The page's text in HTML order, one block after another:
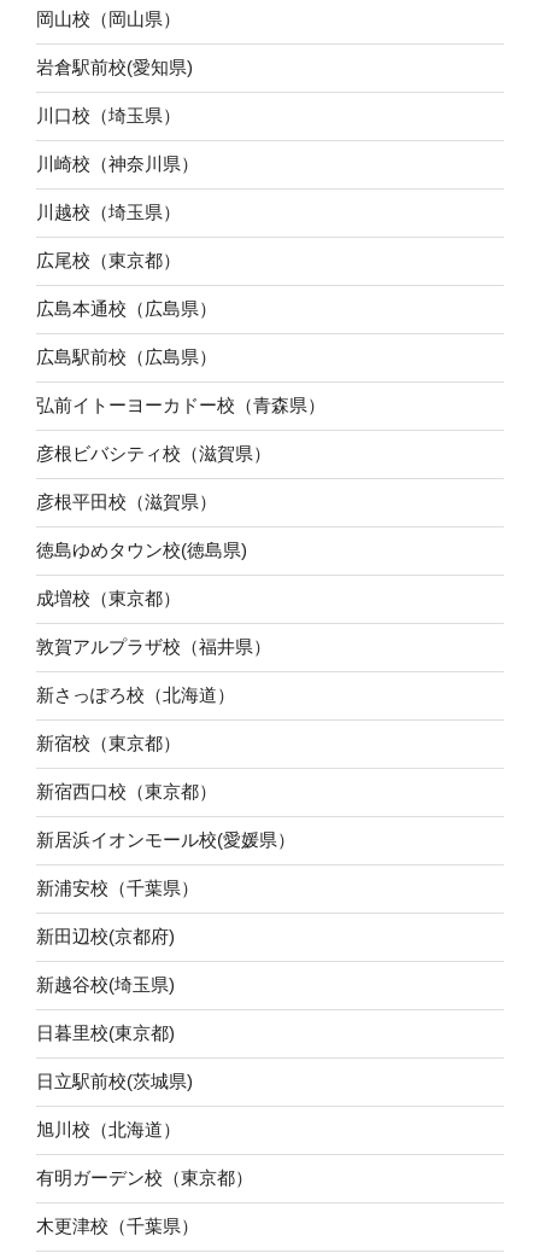
岡山校（岡山県）
岩倉駅前校(愛知県)
川口校（埼玉県）
川崎校（神奈川県）
川越校（埼玉県）
広尾校（東京都）
広島本通校（広島県）
広島駅前校（広島県）
弘前イトーヨーカドー校（青森県）
彦根ビバシティ校（滋賀県）
彦根平田校（滋賀県）
徳島ゆめタウン校(徳島県)
成増校（東京都）
敦賀アルプラザ校（福井県）
新さっぽろ校（北海道）
新宿校（東京都）
新宿西口校（東京都）
新居浜イオンモール校(愛媛県）
新浦安校（千葉県）
新田辺校(京都府)
新越谷校(埼玉県)
日暮里校(東京都)
日立駅前校(茨城県)
旭川校（北海道）
有明ガーデン校（東京都）
木更津校（千葉県）